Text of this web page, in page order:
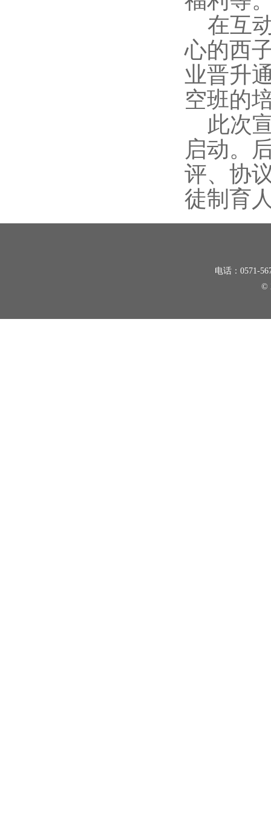
在互
心的西
业晋升
空班的
此次
启动。
评、协
徒制育
电话：0571-
©